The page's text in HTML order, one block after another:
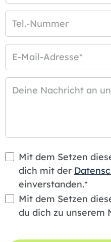
Tel.-Nummer
E-Mail-Adresse*
Deine Nachricht an
Mit dem Setzen
dich mit der
einverstanden.*
Mit dem Setzen
du dich zu unserem